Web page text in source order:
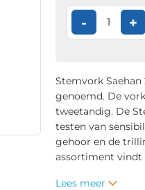
- +
Stemvork
genoemd. De
tweetandig. De
testen van
gehoor en de
assortiment vindt
Lees meer